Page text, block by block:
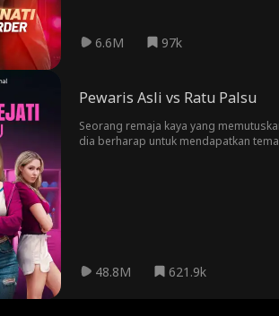
6.6M 97k
Pewaris Asli vs Ratu Palsu
Seorang remaja kaya yang
dia berharap untuk mendapatkan
48.8M 621.9k